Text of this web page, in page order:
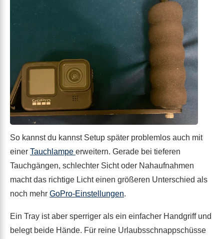
So kannst du kannst Setup später problemlos auch mit
einer Tauchlampe erweitern. Gerade bei tieferen
Tauchgängen, schlechter Sicht oder Nahaufnahmen
macht das richtige Licht einen größeren Unterschied als
noch mehr GoPro-Einstellungen.
Ein Tray ist aber sperriger als ein einfacher Handgriff und
belegt beide Hände. Für reine Urlaubsschnappschüsse